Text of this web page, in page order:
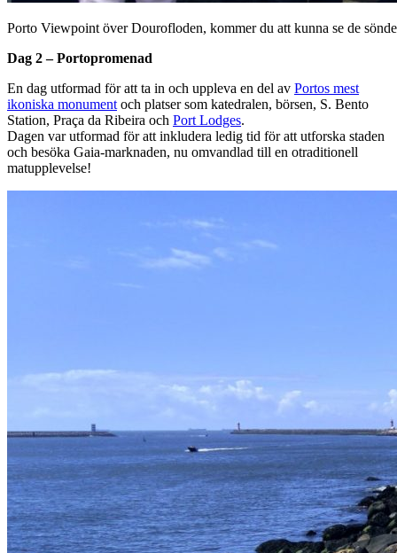
Porto Viewpoint över Dourofloden, kommer du att kunna se de
Dag 2 – Portopromenad
En dag utformad för att ta in och uppleva en del av Portos mest
ikoniska monument och platser som katedralen, börsen, S. Bento
Station, Praça da Ribeira och Port Lodges.
Dagen var utformad för att inkludera ledig tid för att utforska staden
och besöka Gaia-marknaden, nu omvandlad till en otraditionell
matupplevelse!